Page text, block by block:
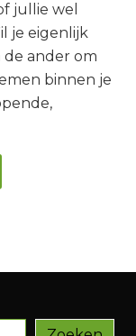
jullie wel
je eigenlijk
ander om
binnen je